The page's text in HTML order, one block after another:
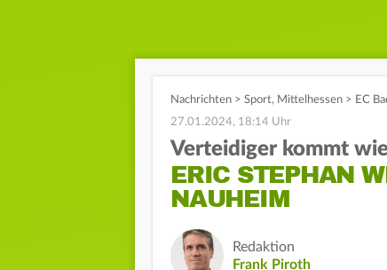
Nachrichten > Sport, Mittelhessen > EC
27.01.2024, 18:14 Uhr
Verteidiger kommt
ERIC STEPHAN
NAUHEIM
Redaktion
Frank Piroth